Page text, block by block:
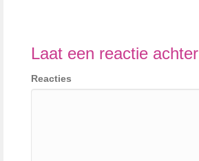
Laat een reactie achter
Reacties